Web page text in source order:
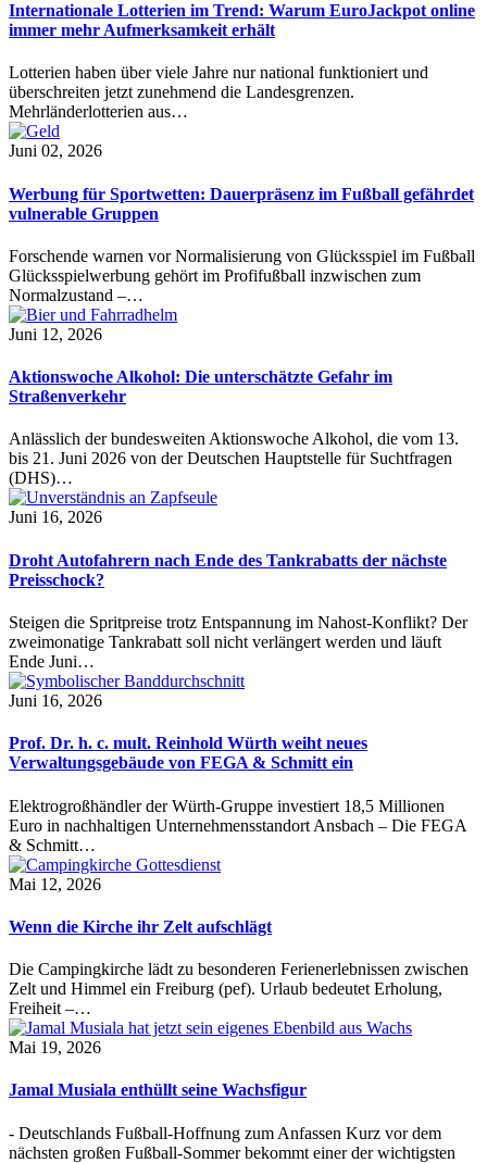
Internationale Lotterien im Trend: Warum EuroJackpot online
immer mehr Aufmerksamkeit erhält
Lotterien haben über viele Jahre nur national funktioniert und
überschreiten jetzt zunehmend die Landesgrenzen.
Mehrländerlotterien aus…
Juni 02, 2026
Werbung für Sportwetten: Dauerpräsenz im Fußball gefährdet
vulnerable Gruppen
Forschende warnen vor Normalisierung von Glücksspiel im Fußball
Glücksspielwerbung gehört im Profifußball inzwischen zum
Normalzustand –…
Juni 12, 2026
Aktionswoche Alkohol: Die unterschätzte Gefahr im
Straßenverkehr
Anlässlich der bundesweiten Aktionswoche Alkohol, die vom 13.
bis 21. Juni 2026 von der Deutschen Hauptstelle für Suchtfragen
(DHS)…
Juni 16, 2026
Droht Autofahrern nach Ende des Tankrabatts der nächste
Preisschock?
Steigen die Spritpreise trotz Entspannung im Nahost-Konflikt? Der
zweimonatige Tankrabatt soll nicht verlängert werden und läuft
Ende Juni…
Juni 16, 2026
Prof. Dr. h. c. mult. Reinhold Würth weiht neues
Verwaltungsgebäude von FEGA & Schmitt ein
Elektrogroßhändler der Würth-Gruppe investiert 18,5 Millionen
Euro in nachhaltigen Unternehmensstandort Ansbach – Die FEGA
& Schmitt…
Mai 12, 2026
Wenn die Kirche ihr Zelt aufschlägt
Die Campingkirche lädt zu besonderen Ferienerlebnissen zwischen
Zelt und Himmel ein Freiburg (pef). Urlaub bedeutet Erholung,
Freiheit –…
Mai 19, 2026
Jamal Musiala enthüllt seine Wachsfigur
- Deutschlands Fußball-Hoffnung zum Anfassen Kurz vor dem
nächsten großen Fußball-Sommer bekommt einer der wichtigsten